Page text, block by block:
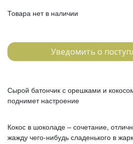
Товара нет в наличии
Уведомить о
Сырой батончик с орешками и
поднимет настроение
Кокос в шоколаде – сочетание,
жажду чего-нибудь сладенького в